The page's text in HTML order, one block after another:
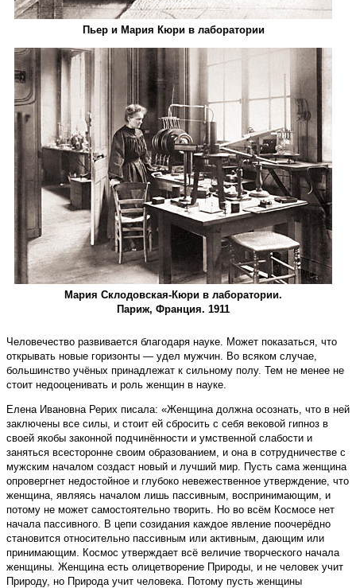
Пьер и Мария Кюри в лаборатории
Мария Склодовская-­Кюри в лаборатории.
Париж, Франция. 1911
Человечество развивается благодаря науке. Может показаться, что
открывать новые горизонты — удел мужчин. Во всяком случае,
большинство учёных принадлежат к сильному полу. Тем не менее не
стоит недооценивать и роль женщин в науке.
Елена Ивановна Рерих писала: «Женщина должна осознать, что в ней
заключены все силы, и стоит ей сбросить с себя вековой гипноз в
своей якобы законной подчинённости и умственной слабости и
заняться всесторонне своим образованием, и она в сотрудничестве с
мужским началом создаст новый и лучший мир. Пусть сама женщина
опровергнет недостойное и глубоко невежественное утверждение, что
женщина, являясь началом лишь пассивным, воспринимающим, и
потому не может самостоятельно творить. Но во всём Космосе нет
начала пассивного. В цепи созидания каждое явление поочерёдно
становится относительно пассивным или активным, дающим или
принимающим. Космос утверждает всё величие творческого начала
женщины. Женщина есть олицетворение Природы, и не человек учит
Природу, но Природа учит человека. Потому пусть женщины